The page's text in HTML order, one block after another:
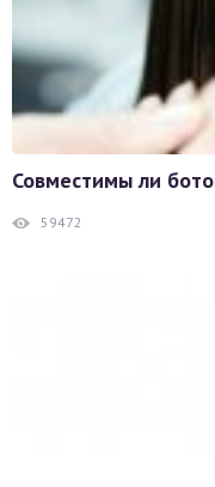
Совместимы ли
59472